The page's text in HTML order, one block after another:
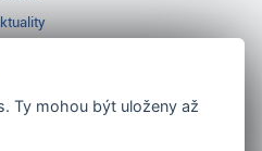
slovník
Ty mohou být uloženy až